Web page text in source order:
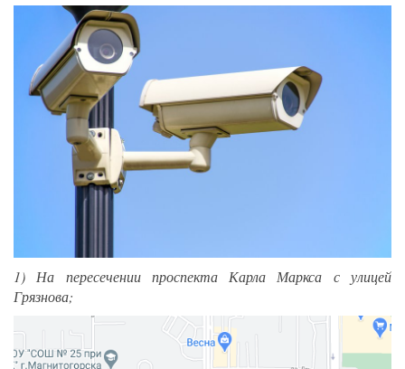
1) На пересечении проспекта Карла Маркса с улицей
Грязнова;